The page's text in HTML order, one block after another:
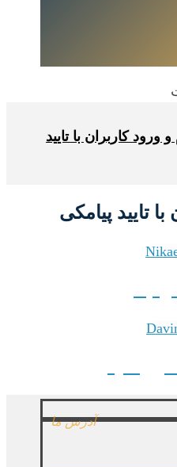
ورود کاربران با تایید
تایید پیامکی
آدرس ما